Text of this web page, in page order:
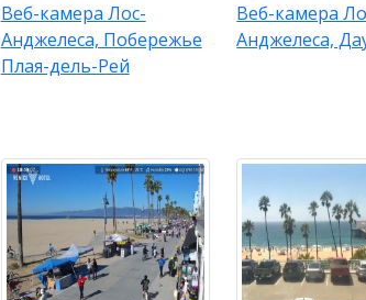
Веб-камера Лос-
Анджелеса, Побережье
Плая-дель-Рей
Веб-камера
Анджелеса,